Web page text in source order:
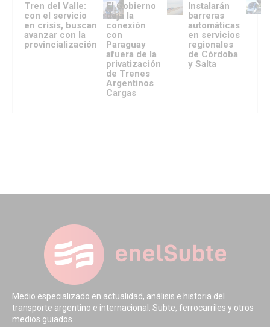
Tren del Valle:
con el servicio
en crisis, buscan
avanzar con la
provincialización
El Gobierno
deja la
conexión
con
Paraguay
afuera de la
privatización
de Trenes
Argentinos
Cargas
Instalarán
barreras
automáticas
en servicios
regionales
de Córdoba
y Salta
Medio especializado en actualidad, análisis e historia del
transporte argentino e internacional. Subte, ferrocarriles y otros
medios guiados.